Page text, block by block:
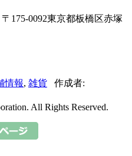
175-0092東京都板橋区赤塚
情報, 雑貨 作成者:
All Rights Reserved.